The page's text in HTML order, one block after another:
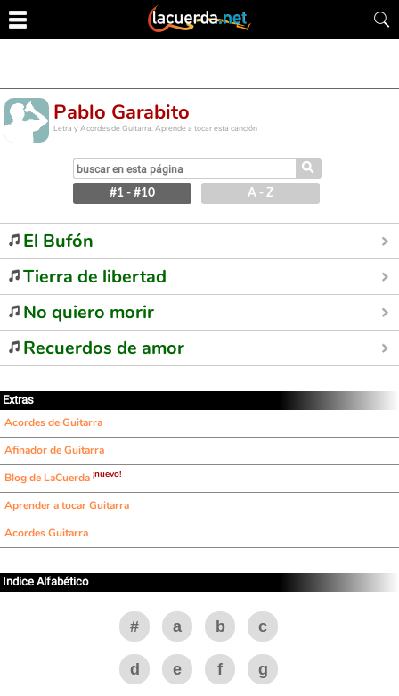
Pablo Garabito
Letra y Acordes de Guitarra. Aprende a tocar esta canción
⚲
#1 - #10 A - Z
El Bufón
Tierra de libertad
No quiero morir
Recuerdos de amor
Extras
Acordes de Guitarra
Afinador de Guitarra
Blog de LaCuerda ¡nuevo!
Aprender a tocar Guitarra
Acordes Guitarra
Indice Alfabético
# a b c
d e f g